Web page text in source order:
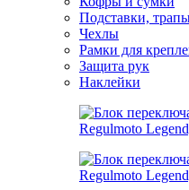
Подставки,
Чехлы
Рамки для
Защита рук
Наклейки